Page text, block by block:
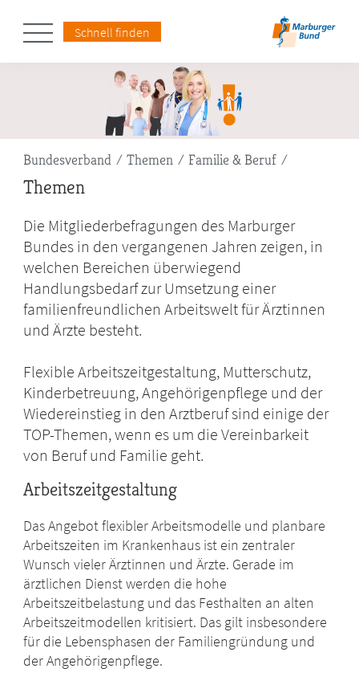
Schnell finden
Pfadnavigation
Bundesverband Themen Familie & Beruf
Themen
Die Mitgliederbefragungen des Marburger
Bundes in den vergangenen Jahren zeigen, in
welchen Bereichen überwiegend
Handlungsbedarf zur Umsetzung einer
familienfreundlichen Arbeitswelt für Ärztinnen
und Ärzte besteht.
Flexible Arbeitszeitgestaltung, Mutterschutz,
Kinderbetreuung, Angehörigenpflege und der
Wiedereinstieg in den Arztberuf sind einige der
TOP-Themen, wenn es um die Vereinbarkeit
von Beruf und Familie geht.
Arbeitszeitgestaltung
Das Angebot flexibler Arbeitsmodelle und planbare
Arbeitszeiten im Krankenhaus ist ein zentraler
Wunsch vieler Ärztinnen und Ärzte. Gerade im
ärztlichen Dienst werden die hohe
Arbeitszeitbelastung und das Festhalten an alten
Arbeitszeitmodellen kritisiert. Das gilt insbesondere
für die Lebensphasen der Familiengründung und
der Angehörigenpflege.